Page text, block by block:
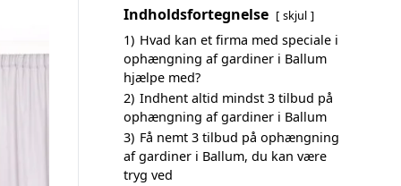
Indholdsfortegnelse skjul
1) Hvad kan et firma med speciale i
ophængning af gardiner i Ballum
hjælpe med?
2) Indhent altid mindst 3 tilbud på
ophængning af gardiner i Ballum
3) Få nemt 3 tilbud på ophængning
af gardiner i Ballum, du kan være
tryg ved